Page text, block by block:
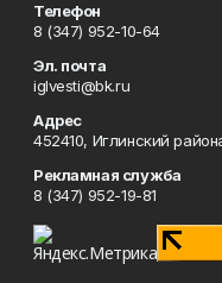
Телефон
8 (347) 952-10-64
Эл. почта
iglvesti@bk.ru
Адрес
452410, Иглинский
Рекламная служба
8 (347) 952-19-81